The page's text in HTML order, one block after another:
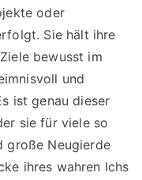
oder
Sie hält ihre
bewusst im
und
ist genau dieser
sie für viele so
große Neugierde
ihres wahren Ichs